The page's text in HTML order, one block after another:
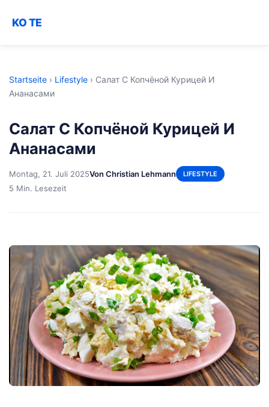
KO TE
Startseite › Lifestyle › Салат С Копчёной Курицей И
Ананасами
Салат С Копчёной Курицей И
Ананасами
Montag, 21. Juli 2025Von Christian Lehmann LIFESTYLE
5 Min. Lesezeit